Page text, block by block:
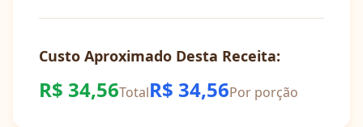
Custo Aproximado Desta Receita:
R$ 34,56TotalR$ 34,56Por porção